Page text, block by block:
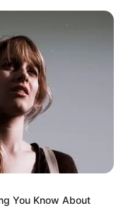
You Know About